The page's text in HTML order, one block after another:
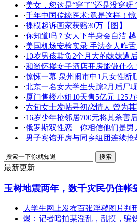
·美女，您这是“穿了”还是没穿呀
·千年中国传统医术:竟是这样！惊
·裸模起诉画家获赔30万【图】
·你知道吗？女人下半身会自洁
·美国机场安检实录 手法令人咋
·10岁男孩欺负2个月大的妹妹遭
·和尚怀搂女子酒店开房能做什么
·惊悚一幕 泉州闹市中1只女性断
·北京一名女大学生失踪2月后尸
·厦门售楼小姐10天售5亿元 125
·六旬女士发帖寻初恋情人 曾为
·16岁少年抢邻居700元将其杀害
·俄罗斯双性恋，你相信他们是男
·男子宾馆开房与同乡组团连续抢
最新更新
玉树地震两年，数千灾民仍住帐
大学生网上发布百张淫秽图片判
爆：记者暗拍某淫乱，乱摸，骗